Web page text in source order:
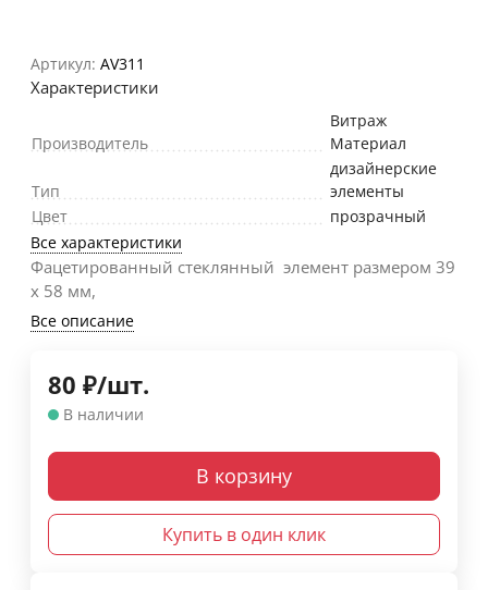
Артикул: AV311
Характеристики
Производитель
Витраж
Материал
Тип
дизайнерские
элементы
Цвет
прозрачный
Все характеристики
Фацетированный стеклянный элемент размером 39
х 58 мм,
Все описание
80 ₽/шт.
В наличии
В корзину
Купить в один клик